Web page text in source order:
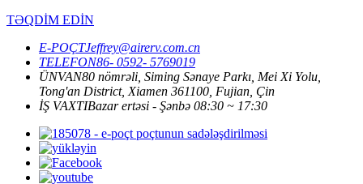
TƏQDİM EDİN
E-POÇTJeffrey@airerv.com.cn
TELEFON86- 0592- 5769019
ÜNVAN80 nömrəli, Siming Sənaye Parkı, Mei Xi Yolu,
Tong'an District, Xiamen 361100, Fujian, Çin
İŞ VAXTIBazar ertəsi - Şənbə 08:30 ~ 17:30